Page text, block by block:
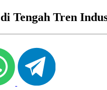
Tengah Tren